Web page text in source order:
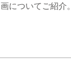
画についてご紹介。